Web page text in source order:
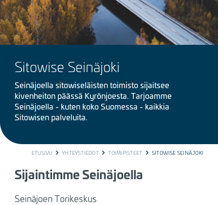
Sitowise Seinäjoki
Seinäjoella sitowiseläisten toimisto sijaitsee
kivenheiton päässä Kyrönjoesta. Tarjoamme
Seinäjoella - kuten koko Suomessa - kaikkia
Sitowisen palveluita.
BREADCRUMB
ETUSIVU YHTEYSTIEDOT TOIMIPISTEET SITOWISE SEINÄJOKI
Sijaintimme Seinäjoella
Seinäjoen Torikeskus